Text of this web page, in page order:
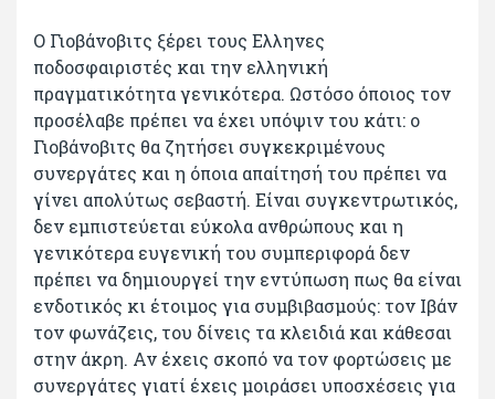
Ο Γιοβάνοβιτς ξέρει τους Ελληνες
ποδοσφαιριστές και την ελληνική
πραγματικότητα γενικότερα. Ωστόσο όποιος τον
προσέλαβε πρέπει να έχει υπόψιν του κάτι: ο
Γιοβάνοβιτς θα ζητήσει συγκεκριμένους
συνεργάτες και η όποια απαίτησή του πρέπει να
γίνει απολύτως σεβαστή. Είναι συγκεντρωτικός,
δεν εμπιστεύεται εύκολα ανθρώπους και η
γενικότερα ευγενική του συμπεριφορά δεν
πρέπει να δημιουργεί την εντύπωση πως θα είναι
ενδοτικός κι έτοιμος για συμβιβασμούς: τον Ιβάν
τον φωνάζεις, του δίνεις τα κλειδιά και κάθεσαι
στην άκρη. Αν έχεις σκοπό να τον φορτώσεις με
συνεργάτες γιατί έχεις μοιράσει υποσχέσεις για